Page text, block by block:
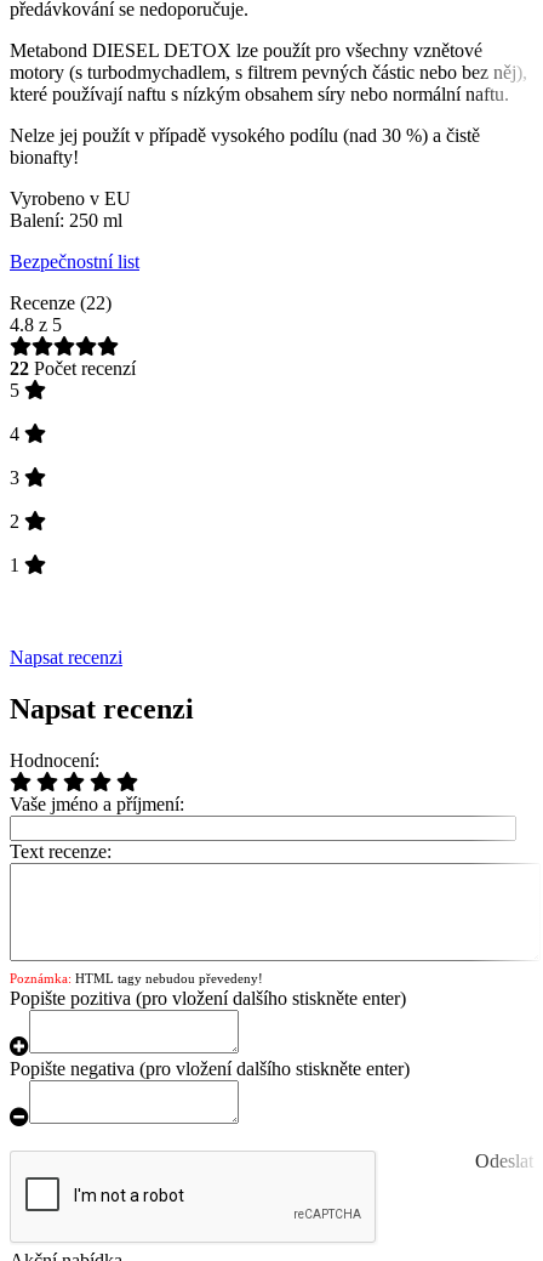
předávkování se nedoporučuje.
Metabond DIESEL DETOX lze použít pro všechny vznětové
motory (s turbodmychadlem, s filtrem pevných částic nebo bez něj),
které používají naftu s nízkým obsahem síry nebo normální naftu.
Nelze jej použít v případě vysokého podílu (nad 30 %) a čistě
bionafty!
Vyrobeno v EU
Balení: 250 ml
Bezpečnostní list
Recenze (22)
4.8 z 5
22 Počet recenzí
5
4
3
2
1
Napsat recenzi
Napsat recenzi
Hodnocení:
Vaše jméno a příjmení:
Text recenze:
Poznámka: HTML tagy nebudou převedeny!
Popište pozitiva (pro vložení dalšího stiskněte enter)
Popište negativa (pro vložení dalšího stiskněte enter)
Odeslat